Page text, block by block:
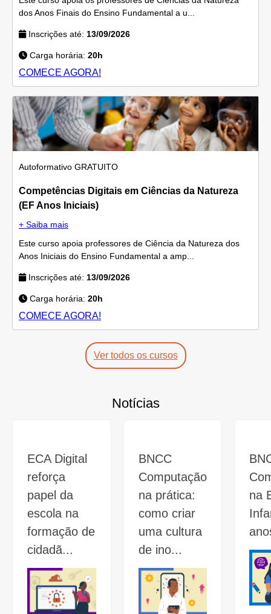
dos Anos Finais do Ensino Fundamental a u...
Inscrições até: 13/09/2026
Carga horária: 20h
COMECE AGORA!
Autoformativo GRATUITO
Competências Digitais em Ciências da Natureza
(EF Anos Iniciais)
+ Saiba mais
Este curso apoia professores de Ciência da Natureza dos
Anos Iniciais do Ensino Fundamental a amp...
Inscrições até: 13/09/2026
Carga horária: 20h
COMECE AGORA!
Ver todos os cursos
Notícias
ECA Digital
reforça
papel da
escola na
formação de
cidadã...
BNCC
Computação
na prática:
como criar
uma cultura
de ino...
na